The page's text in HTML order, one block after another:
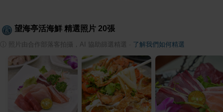
望海亭活海鮮 精選照片 20張
照片由合作部落客拍攝，AI 協助篩選精選 了解我們如何精選